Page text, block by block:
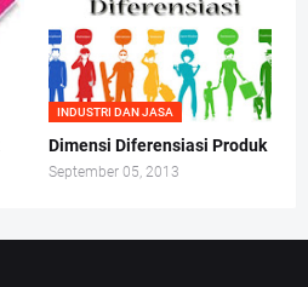
INDUSTRI DAN JASA
Dimensi Diferensiasi Produk
September 05, 2013